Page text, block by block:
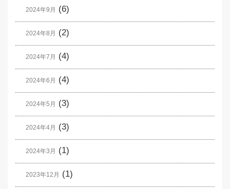
2024年9月 (6)
2024年8月 (2)
2024年7月 (4)
2024年6月 (4)
2024年5月 (3)
2024年4月 (3)
2024年3月 (1)
2023年12月 (1)